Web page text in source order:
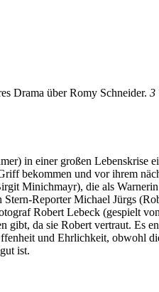
Drama über Romy Schneider. 3
in einer großen
bekommen und vor ihrem
Minichmayr), die als
Stern-Reporter Michael Jürgs
Robert Lebeck (gespielt
gibt, da sie Robert vertraut. Es
und Ehrlichkeit, obwohl
ist.